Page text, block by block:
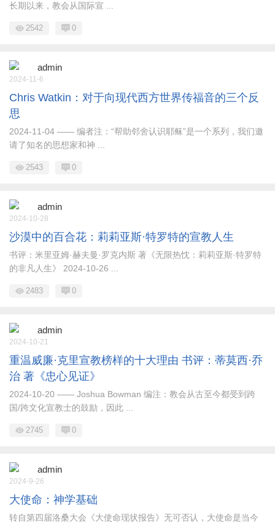
长期以来，教会从国际宣 ...
2542 0
admin
2024-11-6
Chris Watkin：对于向现代西方世界传福音的三个反
思
2024-11-04 —— 编者注：“帮助邻舍认识耶稣”是一个系列，我们邀
请了知名的思想家和神 ...
2543 0
admin
2024-10-28
沙漠中的百合花：莉莉亚斯·特罗特的宣教人生
书评：米里亚姆·赫夫曼·罗克内斯 著《无限热忱：莉莉亚斯·特罗特
的非凡人生》 2024-10-26 ...
2483 0
admin
2024-10-21
重温威廉·克里宣教榜样的十大理由 书评：蒂莫西·乔
治 著《忠心见证》
2024-10-20 —— Joshua Bowman 编注：教会从古至今都受到跨
国/跨文化宣教士的鼓励，因此 ...
2745 0
admin
2024-9-26
大使命：神学基础
转自第四届洛桑大会《大使命现状报告》无可否认，大使命是当今